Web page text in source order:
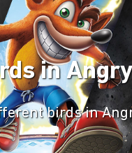
in
birds in